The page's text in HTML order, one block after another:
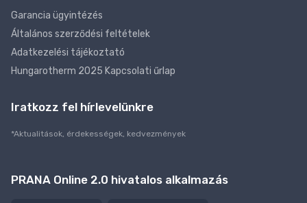
Garancia ügyintézés
Általános szerződési feltételek
Adatkezelési tájékoztató
Hungarotherm 2025 Kapcsolati űrlap
Iratkozz fel hírlevelünkre
*Aktualitások, érdekességek, kedvezmények
PRANA Online 2.0 hivatalos alkalmazás